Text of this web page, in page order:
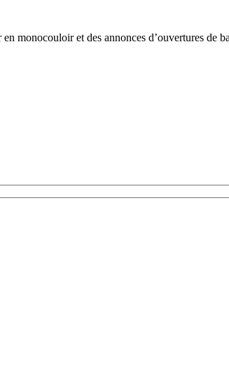
monocouloir et des annonces d’ouvertures de